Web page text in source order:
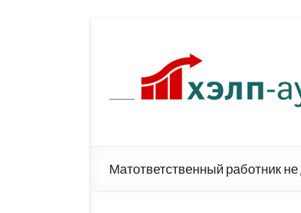
Матответственный работник